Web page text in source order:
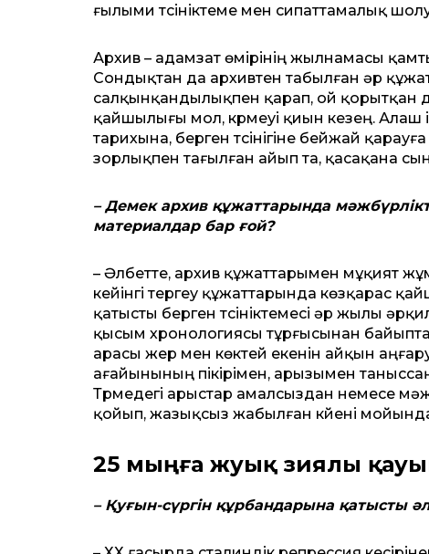
ғылыми түсініктеме мен сипаттамалық
Архив – адамзат өмірінің жылнамасы
Сондықтан да архивтен табылған әр
салқынқандылықпен қарап, ой
қайшылығы мол, күрмеуі қиын кезең. Алаш
тарихына, берген түсінігіне бейжай
зорлықпен тағылған айып та, қасақана
– Демек архив құжаттарында
материалдар бар ғой?
– Әлбетте, архив құжаттарымен мұқият
кейінгі тергеу құжаттарында көзқарас
қатысты берген түсініктемесі әр жылы
қысым хронологиясы тұрғысынан
арасы жер мен көктей екенін айқын
ағайынының пікірімен, арызымен
Түрмедегі арыстар амалсыздан немесе
қойып, жазықсыз жабылған күйені
25 мыңға жуық зиялы
– Қуғын-сүргін құрбандарына қатысты